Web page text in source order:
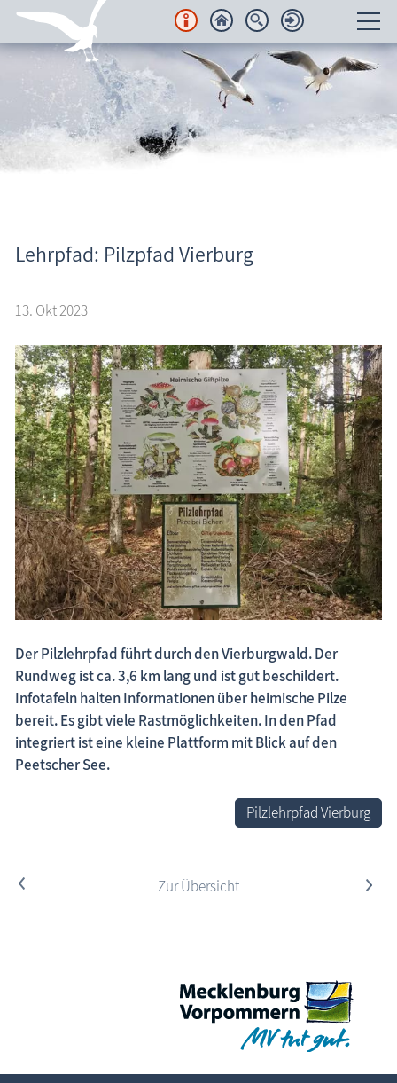
Unterkünfte
Regionales
Urlaubsorte
Freizeit
Blog
Fischland-Darß-Zingst.net: neu eingestellte Unterkünfte, neue Beiträge,
neue Bilderserien von traditionellen Festen
Lehrpfad: Pilzpfad Vierburg
13. Okt 2023
Der Pilzlehrpfad führt durch den Vierburgwald. Der
Rundweg ist ca. 3,6 km lang und ist gut beschildert.
Infotafeln halten Informationen über heimische Pilze
bereit. Es gibt viele Rastmöglichkeiten. In den Pfad
integriert ist eine kleine Plattform mit Blick auf den
Peetscher See.
Pilzlehrpfad Vierburg
< Zur Übersicht >